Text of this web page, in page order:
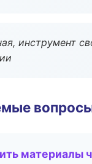
инструмент
материалы